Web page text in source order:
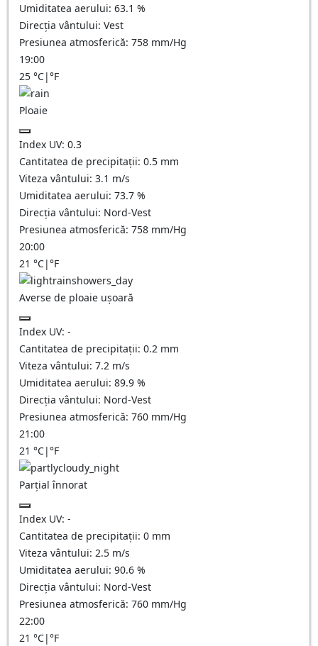
Umiditatea aerului: 63.1 %
Direcția vântului: Vest
Presiunea atmosferică: 758 mm/Hg
19:00
25 °C|°F
Ploaie
Index UV: 0.3
Cantitatea de precipitații: 0.5 mm
Viteza vântului: 3.1 m/s
Umiditatea aerului: 73.7 %
Direcția vântului: Nord-Vest
Presiunea atmosferică: 758 mm/Hg
20:00
21 °C|°F
Averse de ploaie ușoară
Index UV: -
Cantitatea de precipitații: 0.2 mm
Viteza vântului: 7.2 m/s
Umiditatea aerului: 89.9 %
Direcția vântului: Nord-Vest
Presiunea atmosferică: 760 mm/Hg
21:00
21 °C|°F
Parțial înnorat
Index UV: -
Cantitatea de precipitații: 0 mm
Viteza vântului: 2.5 m/s
Umiditatea aerului: 90.6 %
Direcția vântului: Nord-Vest
Presiunea atmosferică: 760 mm/Hg
22:00
21 °C|°F